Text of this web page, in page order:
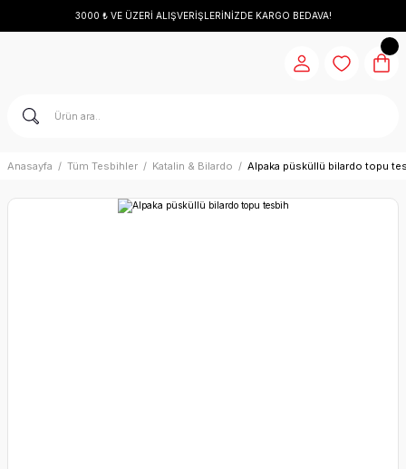
3000 ₺ VE ÜZERİ ALIŞVERİŞLERİNİZDE KARGO BEDAVA!
Anasayfa Tüm Tesbihler Katalin & Bilardo Alpaka püsküllü bilardo topu